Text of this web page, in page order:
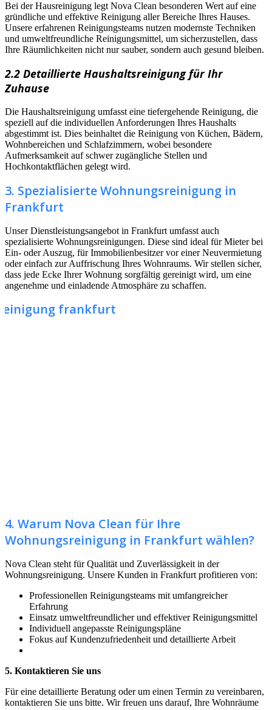
Bei der Hausreinigung legt Nova Clean besonderen Wert auf eine
gründliche und effektive Reinigung aller Bereiche Ihres Hauses.
Unsere erfahrenen Reinigungsteams nutzen modernste Techniken
und umweltfreundliche Reinigungsmittel, um sicherzustellen, dass
Ihre Räumlichkeiten nicht nur sauber, sondern auch gesund bleiben.
2.2 Detaillierte Haushaltsreinigung für Ihr
Zuhause
Die Haushaltsreinigung umfasst eine tiefergehende Reinigung, die
speziell auf die individuellen Anforderungen Ihres Haushalts
abgestimmt ist. Dies beinhaltet die Reinigung von Küchen, Bädern,
Wohnbereichen und Schlafzimmern, wobei besondere
Aufmerksamkeit auf schwer zugängliche Stellen und
Hochkontaktflächen gelegt wird.
3. Spezialisierte Wohnungsreinigung in
Frankfurt
Unser Dienstleistungsangebot in Frankfurt umfasst auch
spezialisierte Wohnungsreinigungen. Diese sind ideal für Mieter bei
Ein- oder Auszug, für Immobilienbesitzer vor einer Neuvermietung
oder einfach zur Auffrischung Ihres Wohnraums. Wir stellen sicher,
dass jede Ecke Ihrer Wohnung sorgfältig gereinigt wird, um eine
angenehme und einladende Atmosphäre zu schaffen.
4. Warum Nova Clean für Ihre
Wohnungsreinigung in Frankfurt wählen?
Nova Clean steht für Qualität und Zuverlässigkeit in der
Wohnungsreinigung. Unsere Kunden in Frankfurt profitieren von:
Professionellen Reinigungsteams mit umfangreicher
Erfahrung
Einsatz umweltfreundlicher und effektiver Reinigungsmittel
Individuell angepasste Reinigungspläne
Fokus auf Kundenzufriedenheit und detaillierte Arbeit
5. Kontaktieren Sie uns
Für eine detaillierte Beratung oder um einen Termin zu vereinbaren,
kontaktieren Sie uns bitte. Wir freuen uns darauf, Ihre Wohnräume